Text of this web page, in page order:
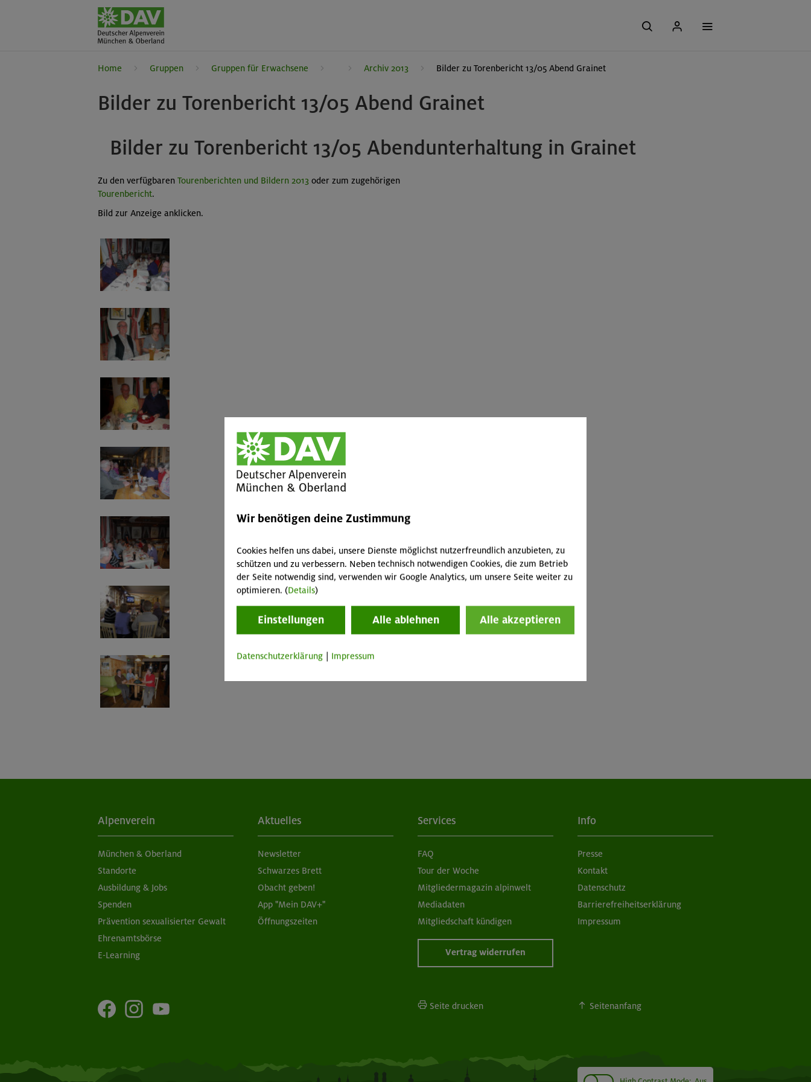
Home Gruppen Gruppen für Erwachsene Archiv 2013 Bilder zu Torenbericht 13/05 Abend Grainet
Bilder zu Torenbericht 13/05 Abend Grainet
Bilder zu Torenbericht 13/05 Abendunterhaltung in Grainet
Zu den verfügbaren Tourenberichten und Bildern 2013 oder zum zugehörigen
Tourenbericht.
Bild zur Anzeige anklicken.
Alpenverein
München & Oberland
Standorte
Ausbildung & Jobs
Spenden
Prävention sexualisierter Gewalt
Ehrenamtsbörse
E-Learning
Aktuelles
Newsletter
Schwarzes Brett
Obacht geben!
App "Mein DAV+"
Öffnungszeiten
Services
FAQ
Tour der Woche
Mitgliedermagazin alpinwelt
Mediadaten
Mitgliedschaft kündigen
Vertrag widerrufen
Info
Presse
Kontakt
Datenschutz
Barrierefreiheitserklärung
Impressum
Seite drucken Seitenanfang
Wir benötigen deine Zustimmung
Cookies helfen uns dabei, unsere Dienste möglichst nutzerfreundlich anzubieten, zu
schützen und zu verbessern. Neben technisch notwendigen Cookies, die zum Betrieb
der Seite notwendig sind, verwenden wir Google Analytics, um unsere Seite weiter zu
optimieren. (Details)
Einstellungen Alle ablehnen Alle akzeptieren
Datenschutzerklärung | Impressum